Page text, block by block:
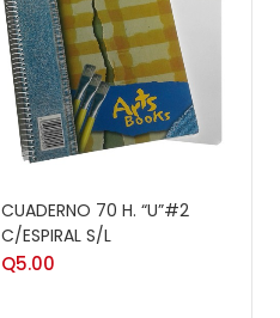
CUADERNO 70 H. “U”#2
C/ESPIRAL S/L
Q5.00